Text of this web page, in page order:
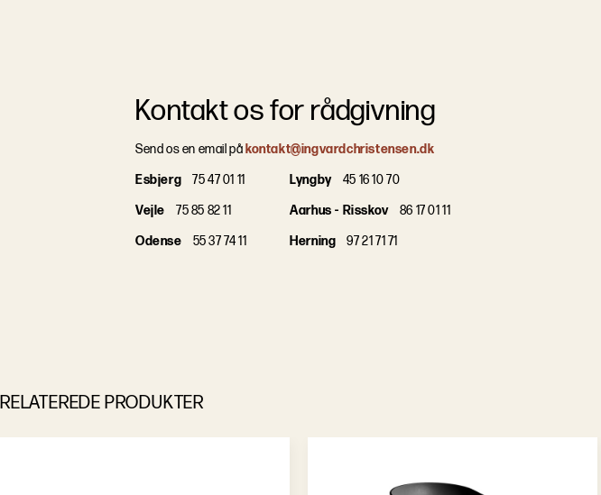
Kontakt os for rådgivning
Send os en email på kontakt@ingvardchristensen.dk
Esbjerg
75 47 01 11
Vejle
75 85 82 11
Odense
55 37 74 11
Lyngby
45 16 10 70
Aarhus - Risskov
86 17 01 11
Herning
97 21 71 71
RELATEREDE PRODUKTER